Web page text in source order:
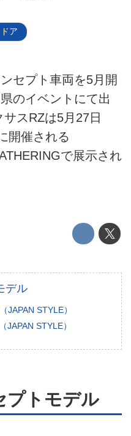
いて
シー
ア
セプト車両を5月開
のイベントにて出
スRZは5月27日
開催される
で展示され
デル
JAPAN STYLE）
JAPAN STYLE）
プトモデル